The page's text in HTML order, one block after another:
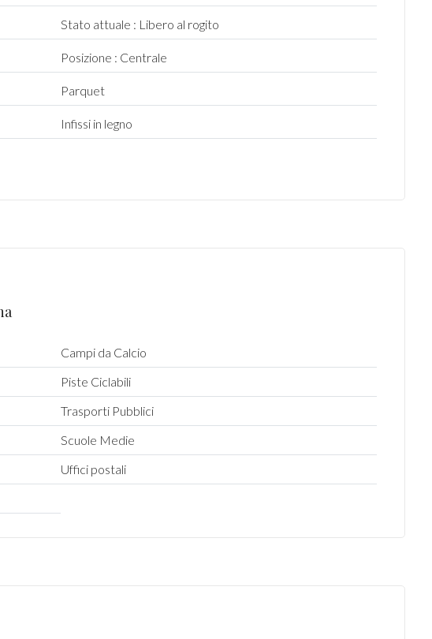
Stato attuale : Libero al rogito
Posizione : Centrale
Parquet
Infissi in legno
Campi da Calcio
Piste Ciclabili
Trasporti Pubblici
Scuole Medie
Uffici postali